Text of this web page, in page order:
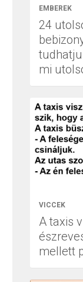
EMBEREK
24
mi
VICCEK
A taxis
mellett